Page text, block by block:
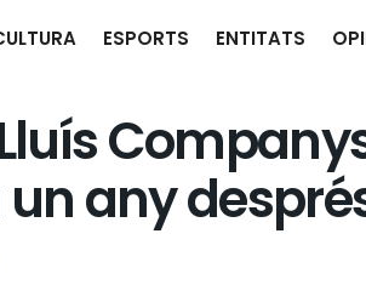
ESPORTS ENTITATS
any